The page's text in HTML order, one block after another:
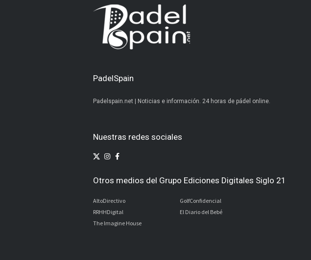
PadelSpain
Padelspain.net | Noticias e información. 24 horas de pádel online.
Nuestras redes sociales
Otros medios del Grupo Ediciones Digitales Siglo 21
AltoDirectivo
RRHHDigital
The Imagine House
GolfConfidencial
El Diario del Bebé